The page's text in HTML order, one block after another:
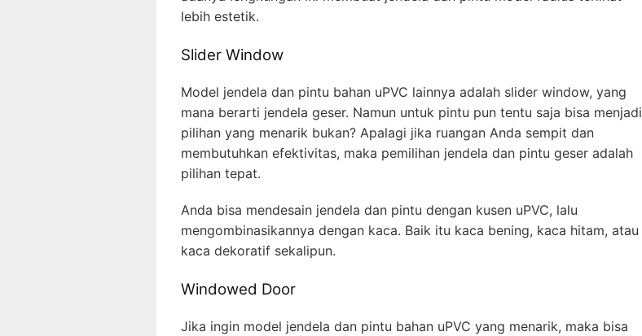
lebih estetik.
Slider Window
Model jendela dan pintu bahan uPVC lainnya adalah slider window, yang
mana berarti jendela geser. Namun untuk pintu pun tentu saja bisa menjadi
pilihan yang menarik bukan? Apalagi jika ruangan Anda sempit dan
membutuhkan efektivitas, maka pemilihan jendela dan pintu geser adalah
pilihan tepat.
Anda bisa mendesain jendela dan pintu dengan kusen uPVC, lalu
mengombinasikannya dengan kaca. Baik itu kaca bening, kaca hitam, atau
kaca dekoratif sekalipun.
Windowed Door
Jika ingin model jendela dan pintu bahan uPVC yang menarik, maka bisa